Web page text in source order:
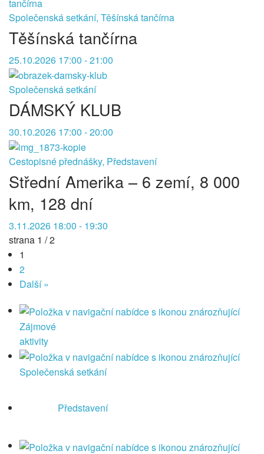
Společenská setkání, Těšínská tančírna
Těšínská tančírna
25.10.2026 17:00 - 21:00
Společenská setkání
DÁMSKÝ KLUB
30.10.2026 17:00 - 20:00
Cestopisné přednášky, Představení
Střední Amerika – 6 zemí, 8 000
km, 128 dní
3.11.2026 18:00 - 19:30
strana 1 / 2
1
2
Další »
Zájmové
aktivity
Společenská setkání
Představení